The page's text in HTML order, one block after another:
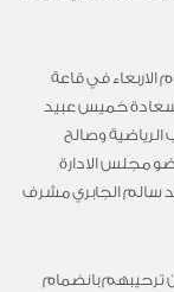
في قاعة
سعادة خميس عبيد
وصالح
مجلس الادارة
سالم الجابري مشرف
ترحيبهم بانضمام